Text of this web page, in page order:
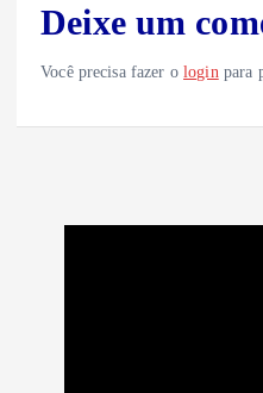
Deixe um
Você precisa fazer ologin para